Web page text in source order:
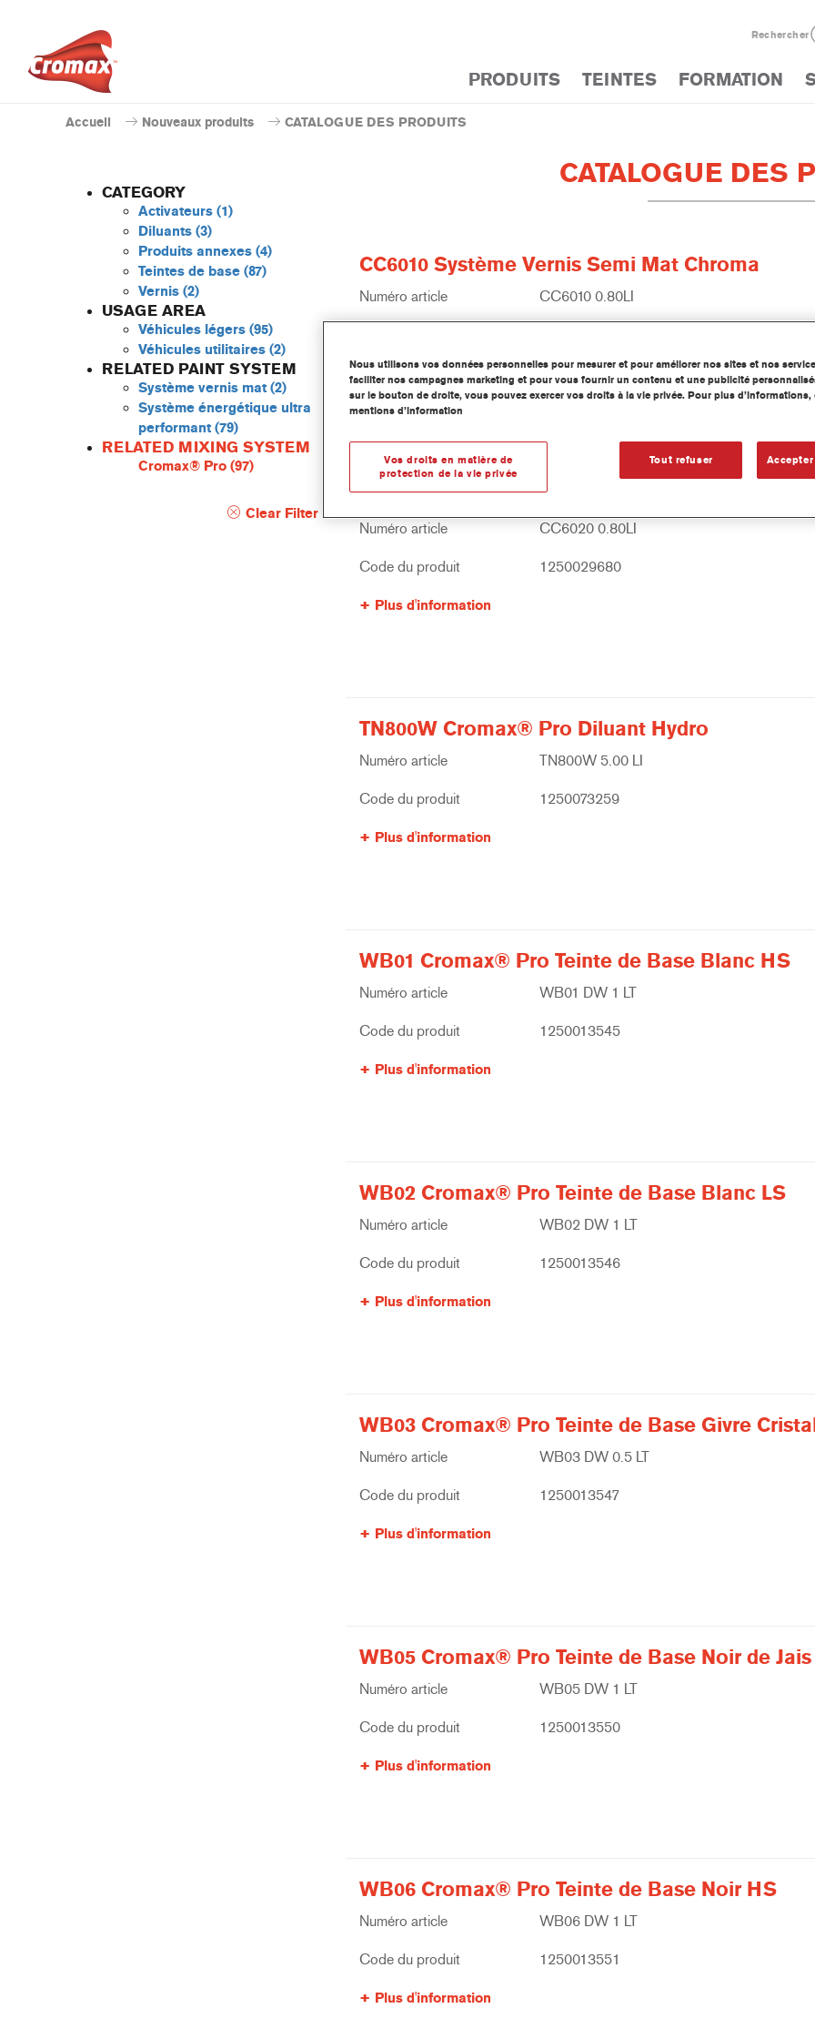
Rechercher
PRODUITS TEINTES FORMATION
Accueil Nouveaux produits CATALOGUE DES PRODUITS
CATEGORY
Activateurs (1)
Diluants (3)
Produits annexes (4)
Teintes de base (87)
Vernis (2)
USAGE AREA
Véhicules légers (95)
Véhicules utilitaires (2)
RELATED PAINT SYSTEM
Système vernis mat (2)
Système énergétique ultra
performant (79)
RELATED MIXING SYSTEM
Cromax® Pro (97)
Clear Filter
CATALOGUE DES
CC6010 Système Vernis Semi Mat Chroma
Numéro article CC6010 0.80LI
Plus d'information
CC6020 Système Vernis Mat Chroma
Numéro article CC6020 0.80LI
Code du produit 1250029680
Plus d'information
TN800W Cromax® Pro Diluant Hydro
Numéro article TN800W 5.00 LI
Code du produit 1250073259
Plus d'information
WB01 Cromax® Pro Teinte de Base Blanc HS
Numéro article WB01 DW 1 LT
Code du produit 1250013545
Plus d'information
WB02 Cromax® Pro Teinte de Base Blanc LS
Numéro article WB02 DW 1 LT
Code du produit 1250013546
Plus d'information
WB03 Cromax® Pro Teinte de Base Givre
Numéro article WB03 DW 0.5 LT
Code du produit 1250013547
Plus d'information
WB05 Cromax® Pro Teinte de Base Noir de Jais
Numéro article WB05 DW 1 LT
Code du produit 1250013550
Plus d'information
WB06 Cromax® Pro Teinte de Base Noir HS
Numéro article WB06 DW 1 LT
Code du produit 1250013551
Plus d'information
Nous utilisons vos données personnelles pour mesurer et pour améliorer nos sites et nos
faciliter nos campagnes marketing et pour vous fournir un contenu et une publicité
sur le bouton de droite, vous pouvez exercer vos droits à la vie privée. Pour plus
mentions d’information
Tout refuser
Vos droits en matière de
protection de la vie privée